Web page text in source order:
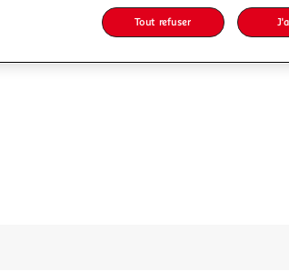
Tout refuser